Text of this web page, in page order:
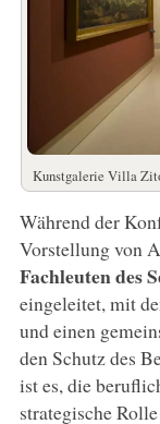
Kunstgalerie Villa
Während der
Vorstellung von
Fachleuten des
eingeleitet, mit
und einen
den Schutz des
ist es, die
strategische